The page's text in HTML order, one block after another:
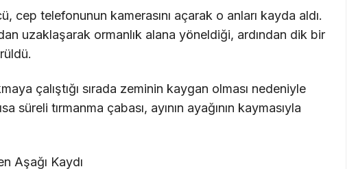
cep telefonunun kamerasını açarak o anları kayda aldı.
uzaklaşarak ormanlık alana yöneldiği, ardından dik bir
çalıştığı sırada zeminin kaygan olması nedeniyle
süreli tırmanma çabası, ayının ayağının kaymasıyla
Aşağı Kaydı